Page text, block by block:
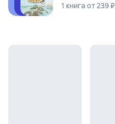
1 книга от 239 ₽